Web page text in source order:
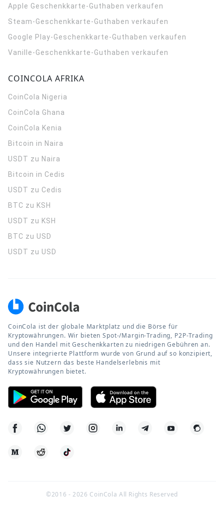
Apple Geschenkkarte-Guthaben verkaufen
Steam-Geschenkkarte-Guthaben verkaufen
Google Play-Geschenkkarte-Guthaben verkaufen
Vanille-Geschenkkarte-Guthaben verkaufen
COINCOLA AFRIKA
CoinCola Nigeria
CoinCola Ghana
CoinCola Kenia
Bitcoin in Naira
USDT zu Naira
Bitcoin in Cedis
USDT zu Cedis
BTC zu KSH
USDT zu KSH
BTC zu USD
USDT zu USD
CoinCola ist der globale Marktplatz und die Börse für
Kryptowährungen. Wir bieten Spot-/Margin-Trading, P2P-Trading
und den Handel mit Geschenkkarten zu niedrigen Gebühren an.
Unsere integrierte Plattform wurde von Grund auf so konzipiert,
dass sie Nutzern das beste Handelserlebnis mit
Kryptowährungen bietet.
©2016 -2026 CoinCola All Rights Reserved